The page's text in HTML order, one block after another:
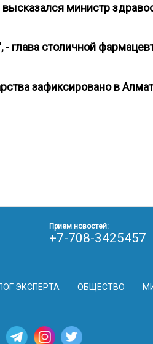
министр
глава столичной
зафиксировано в
ЭКСПЕРТА ОБЩЕСТВО
Прием новостей:
+7-708-3425457